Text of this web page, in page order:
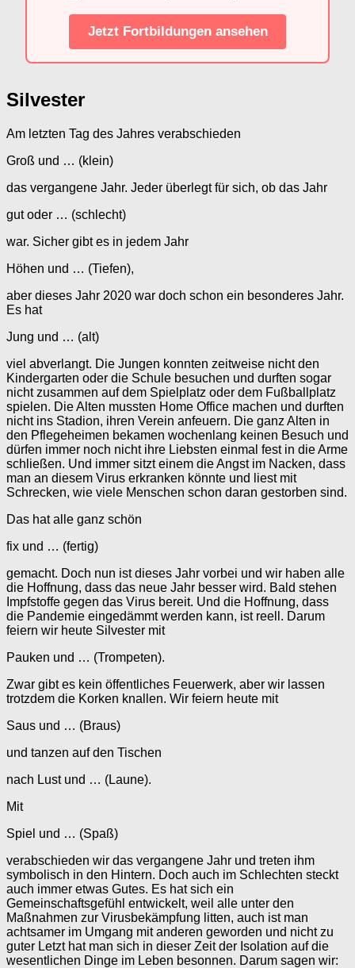
Jetzt Fortbildungen ansehen
Silvester
Am letzten Tag des Jahres verabschieden
Groß und … (klein)
das vergangene Jahr. Jeder überlegt für sich, ob das Jahr
gut oder … (schlecht)
war. Sicher gibt es in jedem Jahr
Höhen und … (Tiefen),
aber dieses Jahr 2020 war doch schon ein besonderes Jahr.
Es hat
Jung und … (alt)
viel abverlangt. Die Jungen konnten zeitweise nicht den
Kindergarten oder die Schule besuchen und durften sogar
nicht zusammen auf dem Spielplatz oder dem Fußballplatz
spielen. Die Alten mussten Home Office machen und durften
nicht ins Stadion, ihren Verein anfeuern. Die ganz Alten in
den Pflegeheimen bekamen wochenlang keinen Besuch und
dürfen immer noch nicht ihre Liebsten einmal fest in die Arme
schließen. Und immer sitzt einem die Angst im Nacken, dass
man an diesem Virus erkranken könnte und liest mit
Schrecken, wie viele Menschen schon daran gestorben sind.
Das hat alle ganz schön
fix und … (fertig)
gemacht. Doch nun ist dieses Jahr vorbei und wir haben alle
die Hoffnung, dass das neue Jahr besser wird. Bald stehen
Impfstoffe gegen das Virus bereit. Und die Hoffnung, dass
die Pandemie eingedämmt werden kann, ist reell. Darum
feiern wir heute Silvester mit
Pauken und … (Trompeten).
Zwar gibt es kein öffentliches Feuerwerk, aber wir lassen
trotzdem die Korken knallen. Wir feiern heute mit
Saus und … (Braus)
und tanzen auf den Tischen
nach Lust und … (Laune).
Mit
Spiel und … (Spaß)
verabschieden wir das vergangene Jahr und treten ihm
symbolisch in den Hintern. Doch auch im Schlechten steckt
auch immer etwas Gutes. Es hat sich ein
Gemeinschaftsgefühl entwickelt, weil alle unter den
Maßnahmen zur Virusbekämpfung litten, auch ist man
achtsamer im Umgang mit anderen geworden und nicht zu
guter Letzt hat man sich in dieser Zeit der Isolation auf die
wesentlichen Dinge im Leben besonnen. Darum sagen wir: